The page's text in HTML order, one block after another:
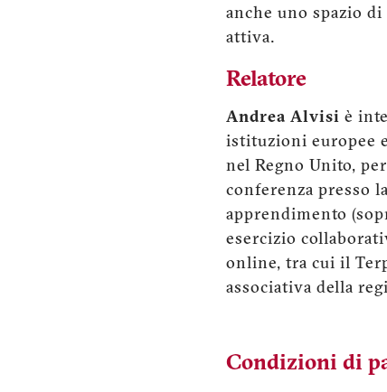
anche uno spazio
attiva.
Relatore
Andrea Alvisi è
istituzioni europee
nel Regno Unito,
conferenza presso
apprendimento
esercizio
online, tra cui il
associativa della
Condizioni di